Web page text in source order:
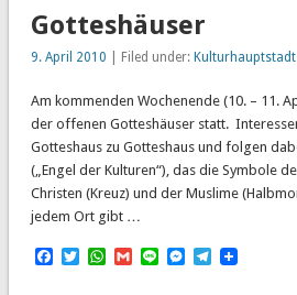
Gotteshäuser
9. April 2010 | Filed under:
Am kommenden Wochenende (10. – 11.
der offenen Gotteshäuser statt.
Gotteshaus zu Gotteshaus und folgen
(„Engel der Kulturen“), das die Symbole
Christen (Kreuz) und der Muslime
jedem Ort gibt …
Facebook
TwitterWhatsApp
Gmail
LineMessenger
Telegram